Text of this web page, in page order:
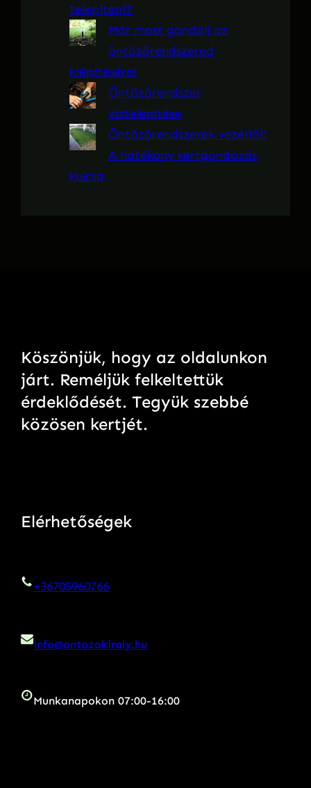
telepíteni?
Már most gondolj az
öntözőrendszered
kiépítésére!
Öntözőrendszer
víztelenítése
Öntözőrendszerek vezérlői:
A hatékony kertgondozás
kulcsa
Köszönjük, hogy az oldalunkon
járt. Reméljük felkeltettük
érdeklődését. Tegyük szebbé
közösen kertjét.
Elérhetőségek
+36705960766
info@ontozokiraly.hu
Munkanapokon 07:00-16:00